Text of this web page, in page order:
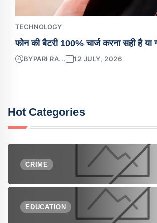
TECHNOLOGY
फोन की बैटरी 100% चार्ज करना सही है या
BYPARI RA... 12 JULY, 2026
Hot Categories
CRIME
EDUCATION